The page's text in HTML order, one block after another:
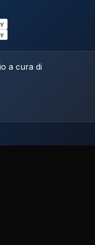
a cura di